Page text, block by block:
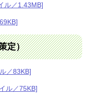
ル／1.43MB]
定）
／83KB]
ル／75KB]